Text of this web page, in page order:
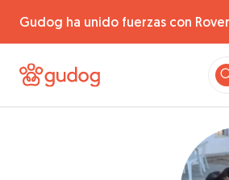
Gudog ha unido fuerzas con